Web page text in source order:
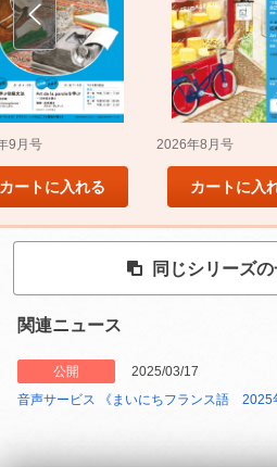
9月号
カートに入れる
2026年8月号
カートに入
同じシリーズ
関連ニュース
公開
2025/03/17
音声サービス 《まいにちフランス語 2025